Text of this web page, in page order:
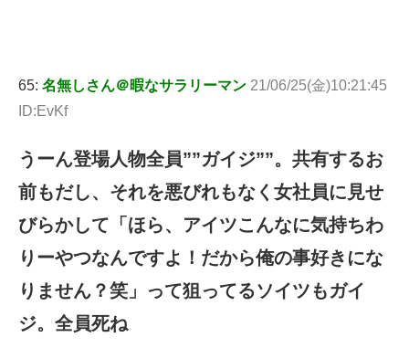
65: 名無しさん＠暇なサラリーマン 21/06/25(金)10:21:45
ID:EvKf
うーん登場人物全員””ガイジ””。共有するお
前もだし、それを悪びれもなく女社員に見せ
びらかして「ほら、アイツこんなに気持ちわ
りーやつなんですよ！だから俺の事好きにな
りません？笑」って狙ってるソイツもガイ
ジ。全員死ね